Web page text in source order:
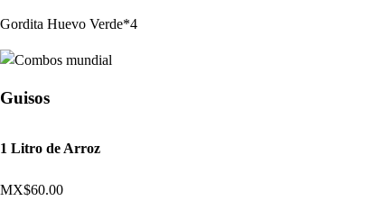
Gordita Huevo Verde*4
Guisos
1 Litro de Arroz
MX$60.00